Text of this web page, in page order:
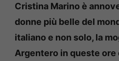
Cristina Marino è
donne più belle del
italiano e non solo, la
Argentero in queste ore